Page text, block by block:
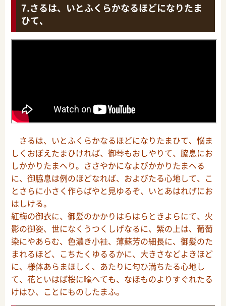
さるは、いとふくらかなるほどになりたま
ひて、
さるは、いとふくらかなるほどになりたまひて、悩ま
しくおぼえたまひければ、御琴もおしやりて、脇息にお
しかかりたまへり。ささやかになよびかかりたまへる
に、御脇息は例のほどなれば、およびたる心地して、こ
とさらに小さく作らばやと見ゆるぞ、いとあはれげにお
はしける。
紅梅の御衣に、御髪のかかりはらはらときよらにて、火
影の御姿、世になくうつくしげなるに、紫の上は、葡萄
染にやあらむ、色濃き小袿、薄蘇芳の細長に、御髪のた
まれるほど、こちたくゆるるかに、大きさなどよきほど
に、様体あらまほしく、あたりに匂ひ満ちたる心地し
て、花といはば桜に喩へても、なほものよりすぐれたる
けはひ、ことにものしたまふ。